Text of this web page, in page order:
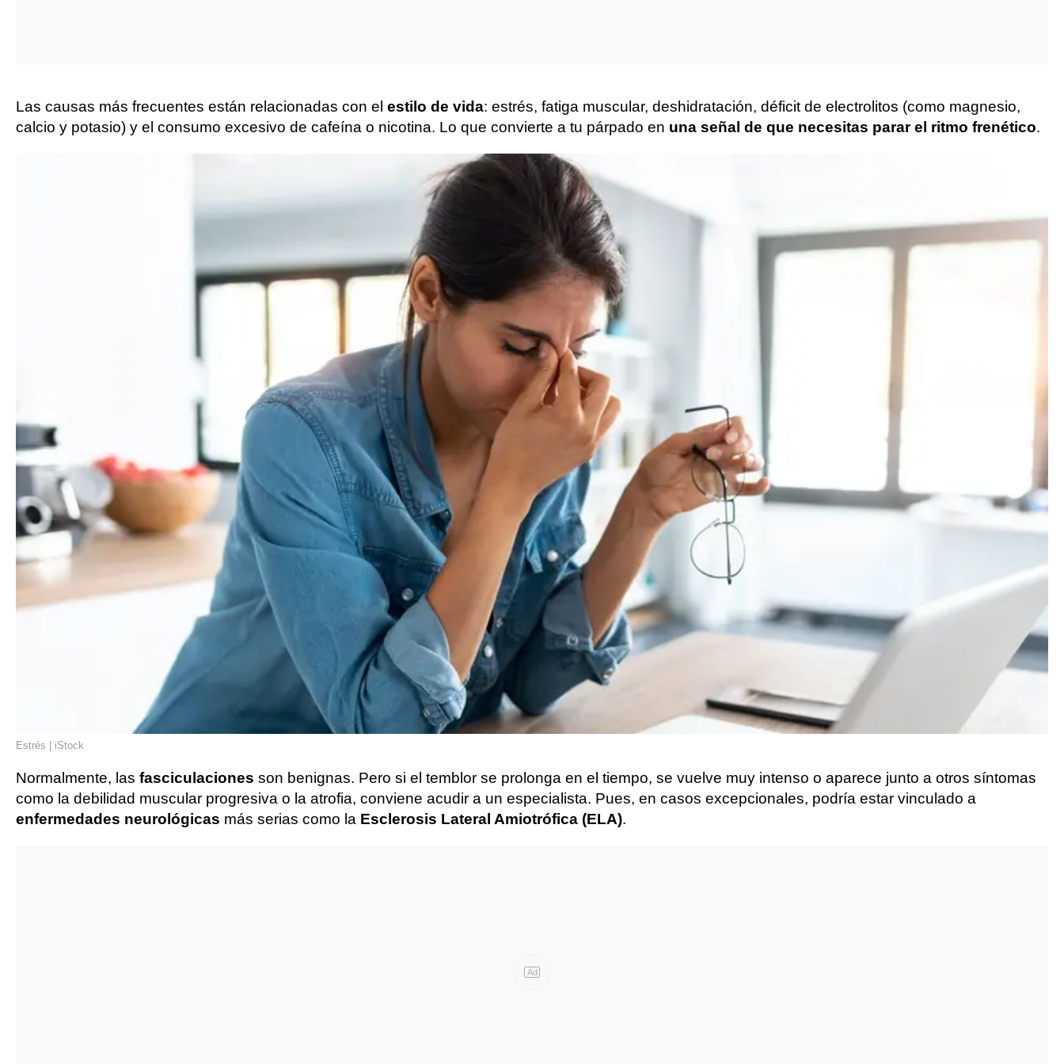
Las causas más frecuentes están relacionadas con el estilo de vida: estrés, fatiga muscular, deshidratación, déficit de electrolitos (como magnesio,
calcio y potasio) y el consumo excesivo de cafeína o nicotina. Lo que convierte a tu párpado en una señal de que necesitas parar el ritmo frenético.
Estrés | iStock
Normalmente, las fasciculaciones son benignas. Pero si el temblor se prolonga en el tiempo, se vuelve muy intenso o aparece junto a otros síntomas
como la debilidad muscular progresiva o la atrofia, conviene acudir a un especialista. Pues, en casos excepcionales, podría estar vinculado a
enfermedades neurológicas más serias como la Esclerosis Lateral Amiotrófica (ELA).
Ad